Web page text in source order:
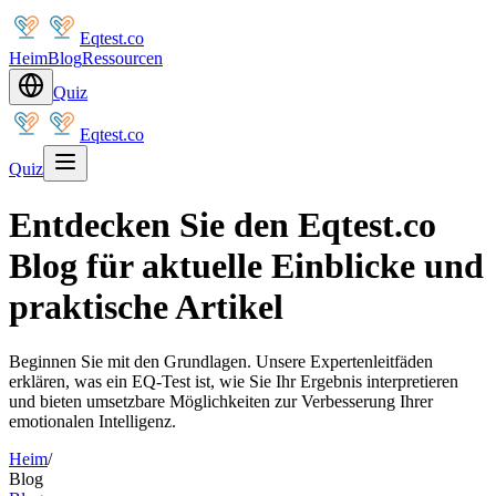
Eqtest.co
HeimBlogRessourcen
Quiz
Eqtest.co
Quiz
Entdecken Sie den Eqtest.co
Blog für aktuelle Einblicke und
praktische Artikel
Beginnen Sie mit den Grundlagen. Unsere Expertenleitfäden
erklären, was ein EQ-Test ist, wie Sie Ihr Ergebnis interpretieren
und bieten umsetzbare Möglichkeiten zur Verbesserung Ihrer
emotionalen Intelligenz.
Heim/
Blog